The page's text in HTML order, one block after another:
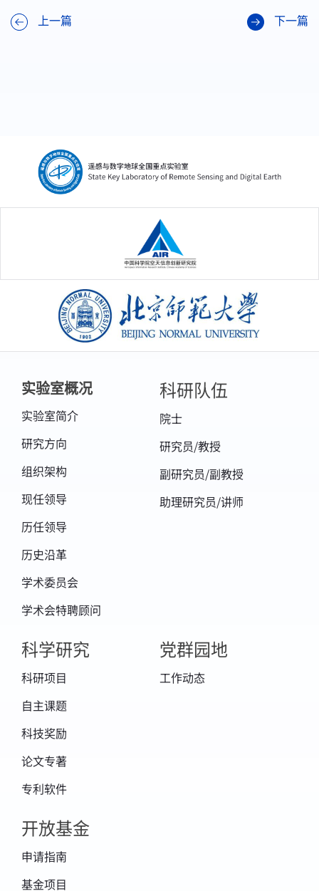
上一篇 下一篇
中国科学院空天信息创新研究院
北京师范大学
实验室概况
实验室简介
研究方向
组织架构
现任领导
历任领导
历史沿革
学术委员会
学术会特聘顾问
科研队伍
院士
研究员/教授
副研究员/副教授
助理研究员/讲师
科学研究
科研项目
自主课题
科技奖励
论文专著
专利软件
党群园地
工作动态
开放基金
申请指南
基金项目